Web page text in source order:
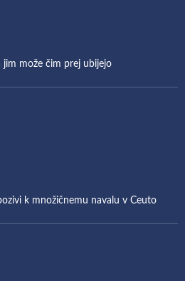
jim može čim prej ubijejo
k množičnemu navalu v Ceuto